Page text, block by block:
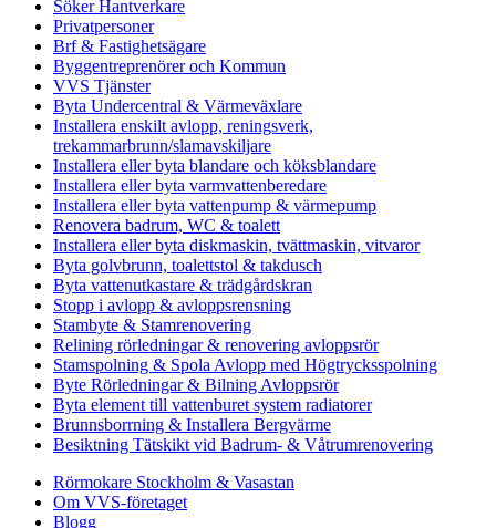
Söker Hantverkare
Privatpersoner
Brf & Fastighetsägare
Byggentreprenörer och Kommun
VVS Tjänster
Byta Undercentral & Värmeväxlare
Installera enskilt avlopp, reningsverk,
trekammarbrunn/slamavskiljare
Installera eller byta blandare och köksblandare
Installera eller byta varmvattenberedare
Installera eller byta vattenpump & värmepump
Renovera badrum, WC & toalett
Installera eller byta diskmaskin, tvättmaskin, vitvaror
Byta golvbrunn, toalettstol & takdusch
Byta vattenutkastare & trädgårdskran
Stopp i avlopp & avloppsrensning
Stambyte & Stamrenovering
Relining rörledningar & renovering avloppsrör
Stamspolning & Spola Avlopp med Högtrycksspolning
Byte Rörledningar & Bilning Avloppsrör
Byta element till vattenburet system radiatorer
Brunnsborrning & Installera Bergvärme
Besiktning Tätskikt vid Badrum- & Våtrumrenovering
Rörmokare Stockholm & Vasastan
Om VVS-företaget
Blogg